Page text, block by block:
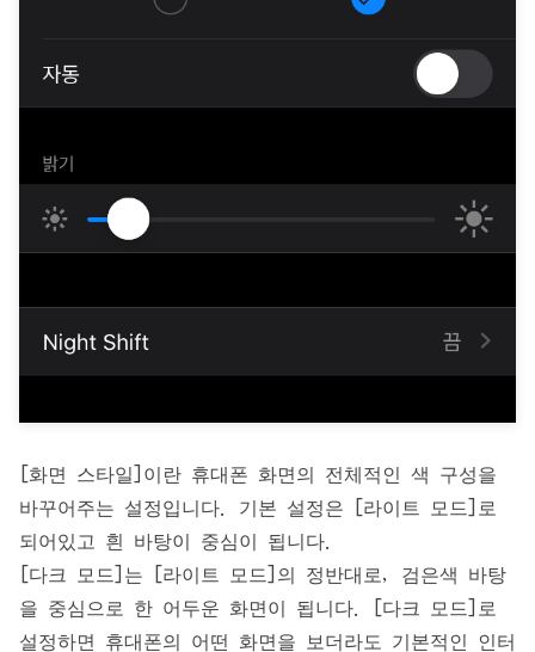
[화면 스타일]이란 휴대폰 화면의 전체적인 색 구성을
바꾸어주는 설정입니다. 기본 설정은 [라이트 모드]로
되어있고 흰 바탕이 중심이 됩니다.
[다크 모드]는 [라이트 모드]의 정반대로, 검은색 바탕
을 중심으로 한 어두운 화면이 됩니다. [다크 모드]로
설정하면 휴대폰의 어떤 화면을 보더라도 기본적인 인터